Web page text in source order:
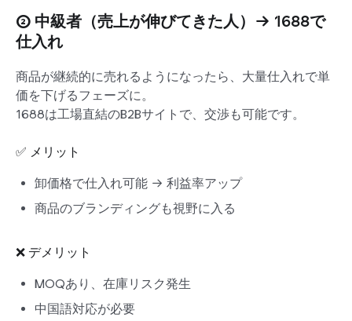
② 中級者（売上が伸びてきた人）→ 1688で
仕入れ
商品が継続的に売れるようになったら、大量仕入れで単
価を下げるフェーズに。
1688は工場直結のB2Bサイトで、交渉も可能です。
✅ メリット
卸価格で仕入れ可能 → 利益率アップ
商品のブランディングも視野に入る
❌ デメリット
MOQあり、在庫リスク発生
中国語対応が必要